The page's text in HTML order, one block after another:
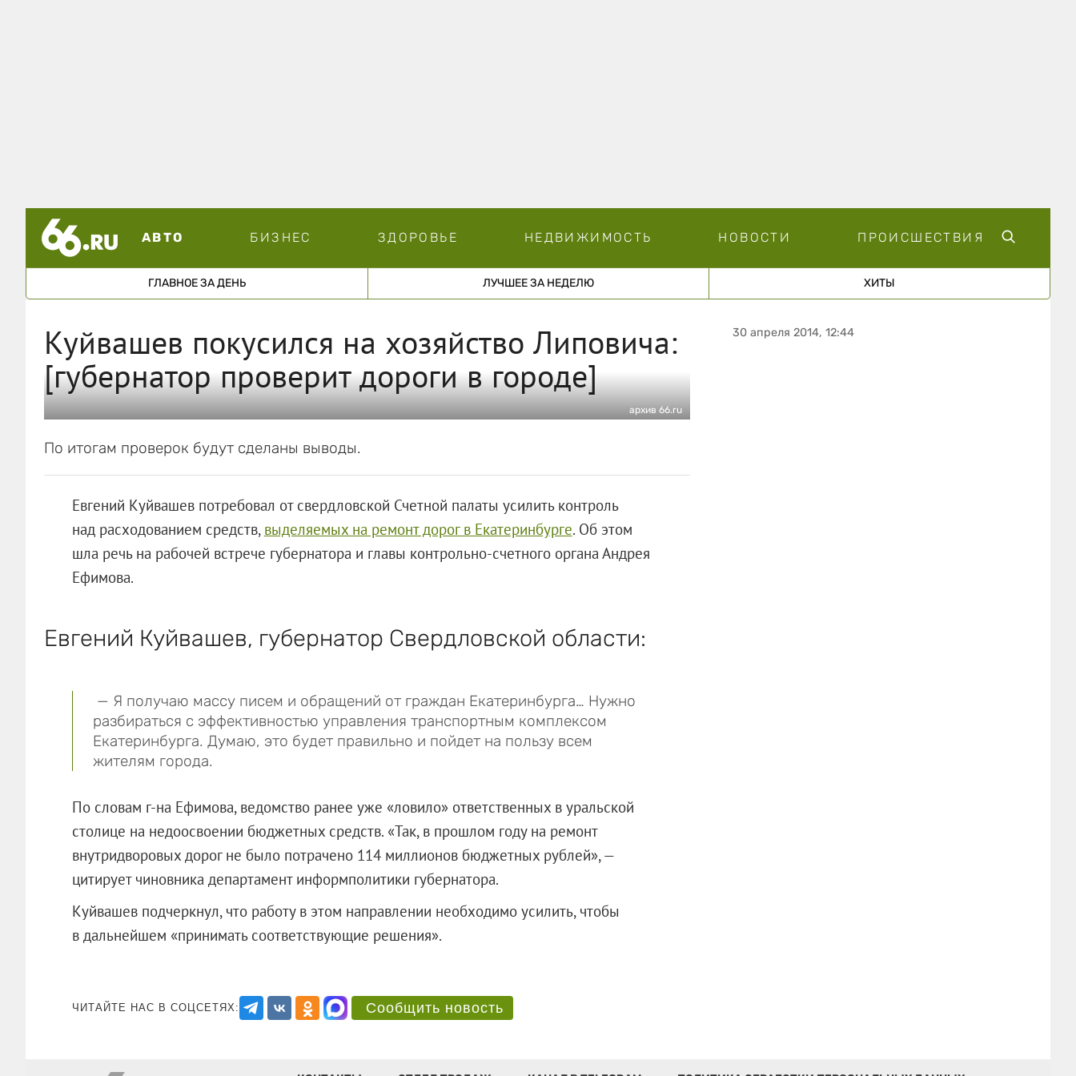
АВТО БИЗНЕС ЗДОРОВЬЕ НЕДВИЖИМОСТЬ НОВОСТИ ПРОИСШЕСТВИЯ
ГЛАВНОЕ ЗА ДЕНЬ ЛУЧШЕЕ ЗА НЕДЕЛЮ ХИТЫ
Куйвашев покусился на хозяйство Липовича:
[губернатор проверит дороги в городе]
архив 66.ru
По итогам проверок будут сделаны выводы.
Евгений Куйвашев потребовал от свердловской Счетной палаты усилить контроль
над расходованием средств, выделяемых на ремонт дорог в Екатеринбурге. Об этом
шла речь на рабочей встрече губернатора и главы контрольно-счетного органа Андрея
Ефимова.
Евгений Куйвашев, губернатор Свердловской области:
— Я получаю массу писем и обращений от граждан Екатеринбурга… Нужно
разбираться с эффективностью управления транспортным комплексом
Екатеринбурга. Думаю, это будет правильно и пойдет на пользу всем
жителям города.
По словам г-на Ефимова, ведомство ранее уже «ловило» ответственных в уральской
столице на недоосвоении бюджетных средств. «Так, в прошлом году на ремонт
внутридворовых дорог не было потрачено 114 миллионов бюджетных рублей», —
цитирует чиновника департамент информполитики губернатора.
Куйвашев подчеркнул, что работу в этом направлении необходимо усилить, чтобы
в дальнейшем «принимать соответствующие решения».
ЧИТАЙТЕ НАС В СОЦСЕТЯХ: Сообщить новость
30 апреля 2014, 12:44